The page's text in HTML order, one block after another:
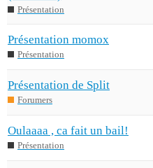
Présentation
Présentation momox
Présentation
Présentation de Split
Forumers
Oulaaaa , ca fait un bail!
Présentation